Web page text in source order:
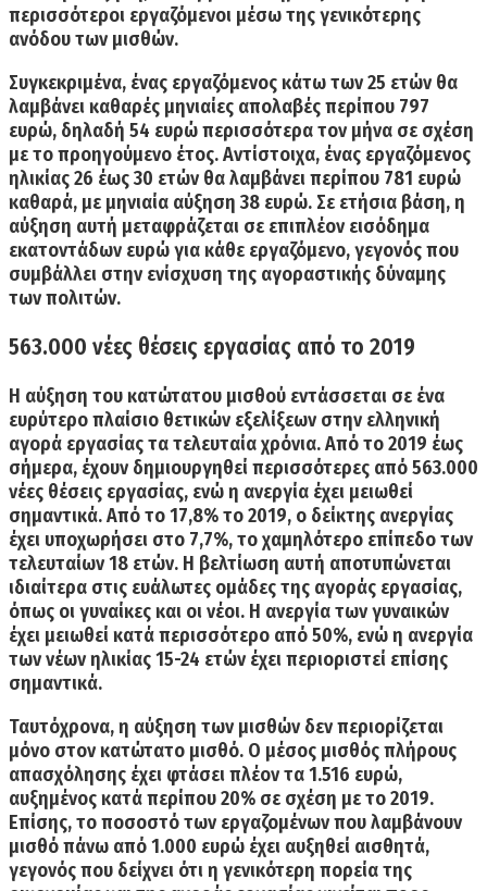
περισσότεροι εργαζόμενοι μέσω της γενικότερης
ανόδου των μισθών.
Συγκεκριμένα, ένας εργαζόμενος κάτω των 25 ετών θα
λαμβάνει καθαρές μηνιαίες απολαβές περίπου 797
ευρώ, δηλαδή 54 ευρώ περισσότερα τον μήνα σε σχέση
με το προηγούμενο έτος. Αντίστοιχα, ένας εργαζόμενος
ηλικίας 26 έως 30 ετών θα λαμβάνει περίπου 781 ευρώ
καθαρά, με μηνιαία αύξηση 38 ευρώ. Σε ετήσια βάση, η
αύξηση αυτή μεταφράζεται σε επιπλέον εισόδημα
εκατοντάδων ευρώ για κάθε εργαζόμενο, γεγονός που
συμβάλλει στην ενίσχυση της αγοραστικής δύναμης
των πολιτών.
563.000 νέες θέσεις εργασίας από το 2019
Η αύξηση του κατώτατου μισθού εντάσσεται σε ένα
ευρύτερο πλαίσιο θετικών εξελίξεων στην ελληνική
αγορά εργασίας τα τελευταία χρόνια. Από το 2019 έως
σήμερα, έχουν δημιουργηθεί περισσότερες από 563.000
νέες θέσεις εργασίας, ενώ η ανεργία έχει μειωθεί
σημαντικά. Από το 17,8% το 2019, ο δείκτης ανεργίας
έχει υποχωρήσει στο 7,7%, το χαμηλότερο επίπεδο των
τελευταίων 18 ετών. Η βελτίωση αυτή αποτυπώνεται
ιδιαίτερα στις ευάλωτες ομάδες της αγοράς εργασίας,
όπως οι γυναίκες και οι νέοι. Η ανεργία των γυναικών
έχει μειωθεί κατά περισσότερο από 50%, ενώ η ανεργία
των νέων ηλικίας 15-24 ετών έχει περιοριστεί επίσης
σημαντικά.
Ταυτόχρονα, η αύξηση των μισθών δεν περιορίζεται
μόνο στον κατώτατο μισθό. Ο μέσος μισθός πλήρους
απασχόλησης έχει φτάσει πλέον τα 1.516 ευρώ,
αυξημένος κατά περίπου 20% σε σχέση με το 2019.
Επίσης, το ποσοστό των εργαζομένων που λαμβάνουν
μισθό πάνω από 1.000 ευρώ έχει αυξηθεί αισθητά,
γεγονός που δείχνει ότι η γενικότερη πορεία της